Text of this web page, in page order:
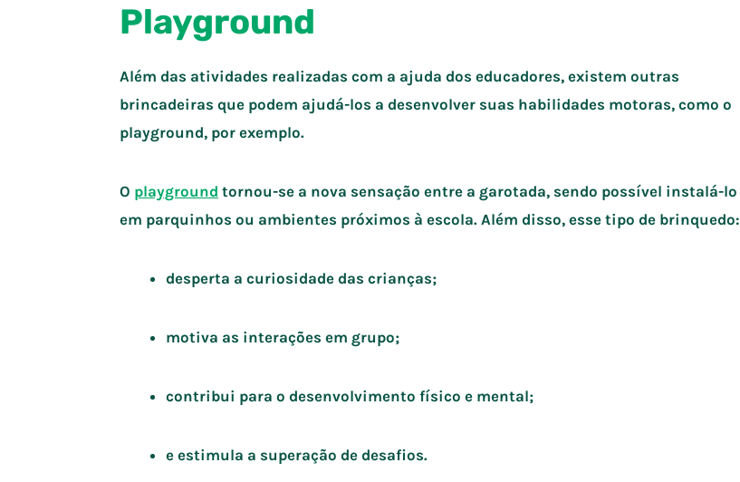
Playground
Além das atividades realizadas com a ajuda dos educadores, existem outras
brincadeiras que podem ajudá-los a desenvolver suas habilidades motoras, como o
playground, por exemplo.
O playground tornou-se a nova sensação entre a garotada, sendo possível instalá-lo
em parquinhos ou ambientes próximos à escola. Além disso, esse tipo de brinquedo:
desperta a curiosidade das crianças;
motiva as interações em grupo;
contribui para o desenvolvimento físico e mental;
e estimula a superação de desafios.